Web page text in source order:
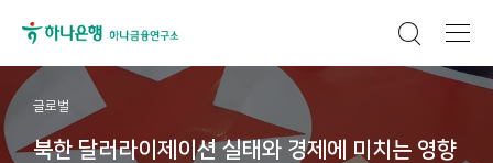
글로벌
북한 달러라이제이션 실태와 경제에 미치는 영향